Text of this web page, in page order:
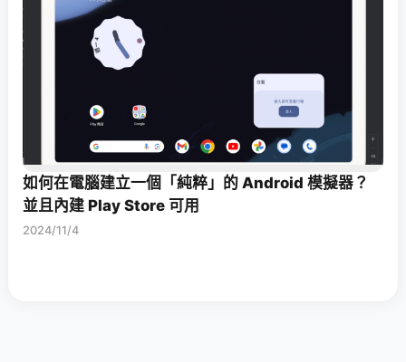
如何在電腦建立一個「純粹」的 Android 模擬器？
並且內建 Play Store 可用
2024/11/4